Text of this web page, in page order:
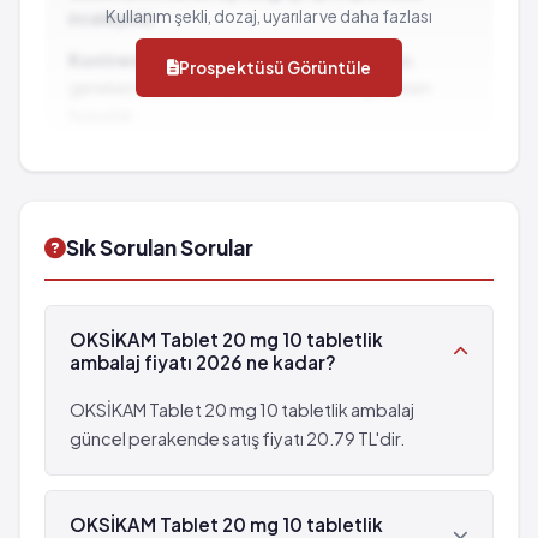
Abdominal ağrı
Gaz şişkinliği
Epigastrik ağrı
Karaciğerde transaminaz enzim düzeylerinde artış
Halüsinasyon
Halsizlik
Sarılık
Anjiyoödem
Gözde şişme
Ürtiker
Gözde tahriş
Kalp yetmezliği
Pankreatit
Lökopeni
Konstipasyon
Hiperglisemi
Gaz şişkinliği
Epigastrik ağrı
Bilinmiyor: eldeki verilerden hareketle
görülme sıklığı tahmin edilemiyor
Depresyon
Kilo kaybı
Halüsinasyon
Halsizlik
Sarılık
inceleyiniz.
Kontrendikasyonlar:İlacın kullanılmaması
gereken durumlar ve dikkat edilmesi gereken
Kullanım şekli, dozaj, uyarılar ve daha fazlası
Prospektüsü Görüntüle
Sık Sorulan Sorular
OKSİKAM Tablet 20 mg 10 tabletlik
ambalaj fiyatı 2026 ne kadar?
OKSİKAM Tablet 20 mg 10 tabletlik ambalaj
güncel perakende satış fiyatı 20.79 TL'dir.
OKSİKAM Tablet 20 mg 10 tabletlik